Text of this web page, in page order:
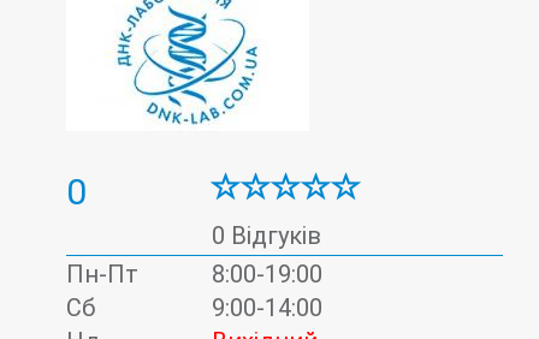
0
0 Відгуків
Пн-Пт
8:00-19:00
Сб
9:00-14:00